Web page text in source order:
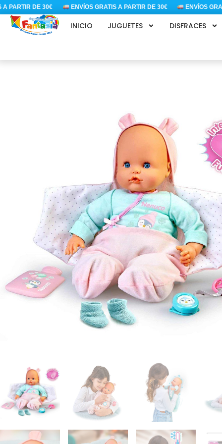
Ir
contenido
DE 30€ ENVÍOS GRATIS A PARTIR DE 30€ ENVÍOS
INICIO JUGUETES DISFRACES